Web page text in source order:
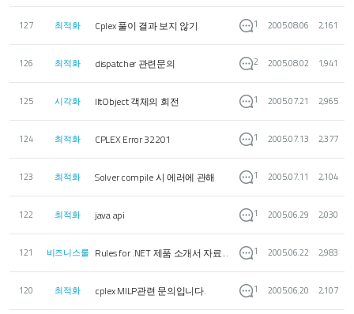
127 최적화 Cplex 풀이 결과 보지 않기 1 2005.08.06 2,161
126 최적화 dispatcher 관련문의 2 2005.08.02 1,941
125 시각화 IltObject 객체의 회전 1 2005.07.21 2,965
124 최적화 CPLEX Error 32201 1 2005.07.13 2,377
123 최적화 Solver compile 시 에러에 관해 1 2005.07.11 2,104
122 최적화 java api 1 2005.06.29 2,030
121 비즈니스룰 Rules for .NET 제품 소개서 자료... 1 2005.06.22 2,983
120 최적화 cplex MILP관련 문의입니다. 1 2005.06.20 2,107